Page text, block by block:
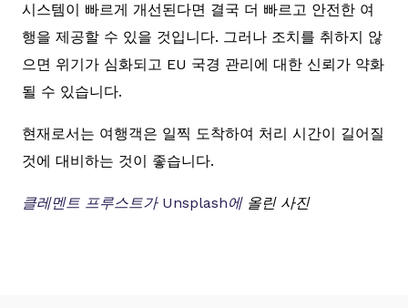
시스템이 빠르게 개선된다면 결국 더 빠르고 안전한 여
행을 제공할 수 있을 것입니다. 그러나 조치를 취하지 않
으면 위기가 심화되고 EU 국경 관리에 대한 신뢰가 약화
될 수 있습니다.
현재로서는 여행객은 일찍 도착하여 처리 시간이 길어질
것에 대비하는 것이 좋습니다.
클레멘트 프루스트가 Unsplash에올린 사진